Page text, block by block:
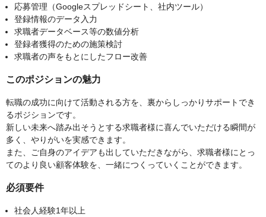
応募管理（Googleスプレッドシート、社内ツール）
登録情報のデータ入力
求職者データベース等の数値分析
登録者獲得のための施策検討
求職者の声をもとにしたフロー改善
このポジションの魅力
転職の成功に向けて活動される方を、裏からしっかりサポートでき
るポジションです。
新しい未来へ踏み出そうとする求職者様に喜んでいただける瞬間が
多く、やりがいを実感できます。
また、ご自身のアイデアも出していただきながら、求職者様にとっ
てのより良い顧客体験を、一緒につくっていくことができます。
必須要件
社会人経験1年以上